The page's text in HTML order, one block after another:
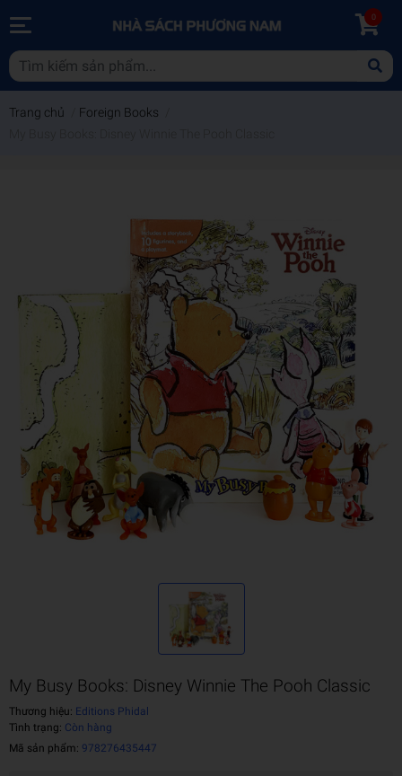
0
Trang chủ Foreign Books
My Busy Books: Disney Winnie The Pooh Classic
Thương hiệu: Editions Phidal
Tình trạng: Còn hàng
Mã sản phẩm: 978276435447